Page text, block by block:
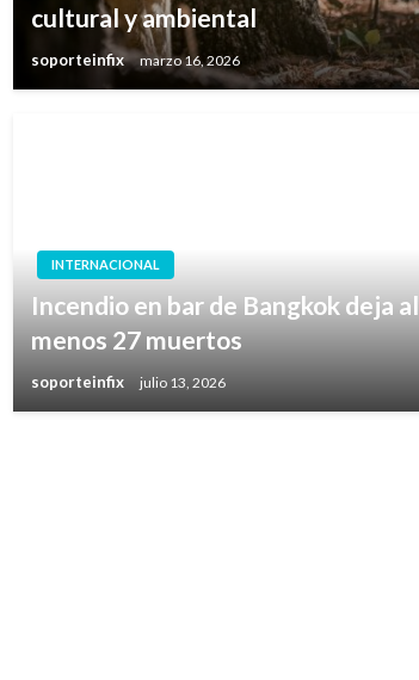
cultural y ambiental
soporteinfix marzo 16, 2026
INTERNACIONAL
Incendio en bar de Bangkok deja al
menos 27 muertos
soporteinfix julio 13, 2026